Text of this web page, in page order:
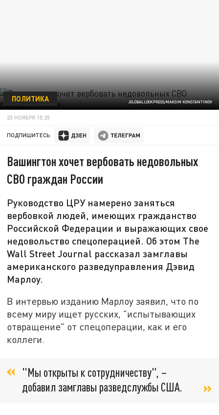
/GLOBALLOOKPRESS/MAKSIM KONSTANTINOV
ПОЛИТИКА
23 НОЯБРЯ 15:25
ПОДПИШИТЕСЬ:
Вашингтон хочет вербовать недовольных
СВО граждан России
Руководство ЦРУ намерено заняться
вербовкой людей, имеющих гражданство
Российской Федерации и выражающих свое
недовольство спецоперацией. Об этом The
Wall Street Journal рассказал замглавы
американского разведуправления Дэвид
Марлоу.
В интервью изданию Марлоу заявил, что по
всему миру ищет русских, "испытывающих
отвращение" от спецоперации, как и его
коллеги.
"Мы открыты к сотрудничеству", –
добавил замглавы разведслужбы США.